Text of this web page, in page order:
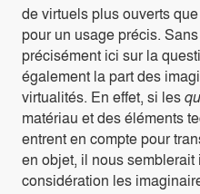
de virtuels plus ouverts
pour un usage précis.
précisément ici sur la
également la part des
virtualités. En effet, si les
matériau et des éléments
entrent en compte pour
en objet, il nous
considération les